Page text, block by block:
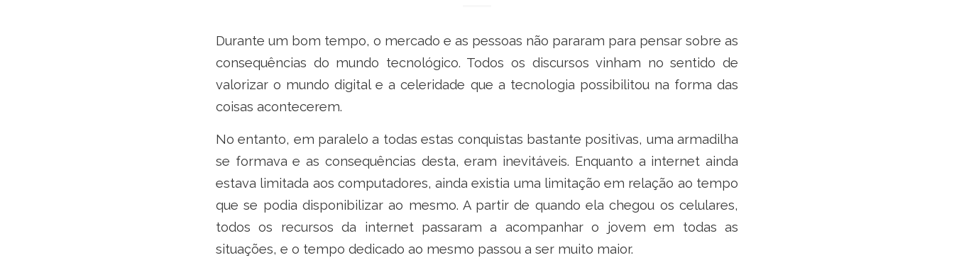
Durante um bom tempo, o mercado e as pessoas não pararam para pensar sobre as
consequências do mundo tecnológico. Todos os discursos vinham no sentido de
valorizar o mundo digital e a celeridade que a tecnologia possibilitou na forma das
coisas acontecerem.
No entanto, em paralelo a todas estas conquistas bastante positivas, uma armadilha
se formava e as consequências desta, eram inevitáveis. Enquanto a internet ainda
estava limitada aos computadores, ainda existia uma limitação em relação ao tempo
que se podia disponibilizar ao mesmo. A partir de quando ela chegou os celulares,
todos os recursos da internet passaram a acompanhar o jovem em todas as
situações, e o tempo dedicado ao mesmo passou a ser muito maior.